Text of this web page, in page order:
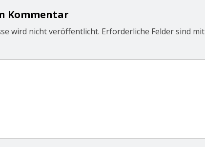
Kommentar
wird nicht veröffentlicht. Erforderliche Felder sind mit